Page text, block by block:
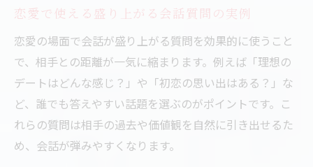
恋愛で使える盛り上がる会話質問の実例
恋愛の場面で会話が盛り上がる質問を効果的に使うこと
で、相手との距離が一気に縮まります。例えば「理想の
デートはどんな感じ？」や「初恋の思い出はある？」な
ど、誰でも答えやすい話題を選ぶのがポイントです。こ
れらの質問は相手の過去や価値観を自然に引き出せるた
め、会話が弾みやすくなります。